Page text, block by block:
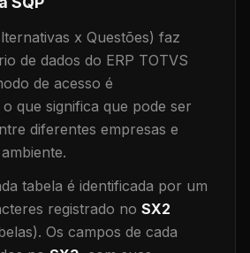
x Questões) faz
de dados do ERP TOTVS
de acesso é
o que significa que pode ser
diferentes empresas e
.
tabela é identificada por um
registrado no SX2
Os campos de cada